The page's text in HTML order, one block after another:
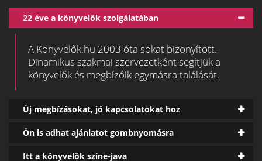
22 éve a könyvelők szolgálatában
A Könyvelők.hu 2003 óta sokat bizonyított.
Dinamikus szakmai szervezetként segítjük a
könyvelők és megbízóik egymásra találását.
Új megbízásokat, jó kapcsolatokat hoz
Ön is adhat ajánlatot gombnyomásra
Itt a könyvelők színe-java